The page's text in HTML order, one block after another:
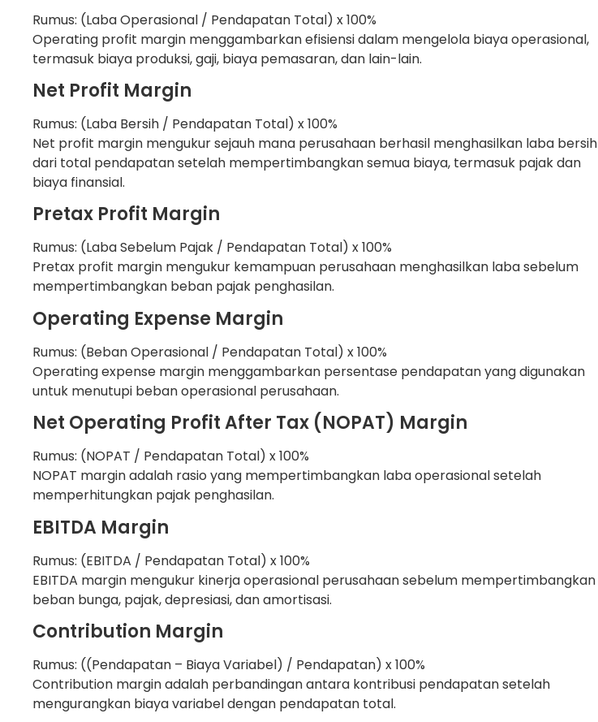
Rumus: (Laba Operasional / Pendapatan Total) x 100%
Operating profit margin menggambarkan efisiensi dalam mengelola biaya operasional,
termasuk biaya produksi, gaji, biaya pemasaran, dan lain-lain.
Net Profit Margin
Rumus: (Laba Bersih / Pendapatan Total) x 100%
Net profit margin mengukur sejauh mana perusahaan berhasil menghasilkan laba bersih
dari total pendapatan setelah mempertimbangkan semua biaya, termasuk pajak dan
biaya finansial.
Pretax Profit Margin
Rumus: (Laba Sebelum Pajak / Pendapatan Total) x 100%
Pretax profit margin mengukur kemampuan perusahaan menghasilkan laba sebelum
mempertimbangkan beban pajak penghasilan.
Operating Expense Margin
Rumus: (Beban Operasional / Pendapatan Total) x 100%
Operating expense margin menggambarkan persentase pendapatan yang digunakan
untuk menutupi beban operasional perusahaan.
Net Operating Profit After Tax (NOPAT) Margin
Rumus: (NOPAT / Pendapatan Total) x 100%
NOPAT margin adalah rasio yang mempertimbangkan laba operasional setelah
memperhitungkan pajak penghasilan.
EBITDA Margin
Rumus: (EBITDA / Pendapatan Total) x 100%
EBITDA margin mengukur kinerja operasional perusahaan sebelum mempertimbangkan
beban bunga, pajak, depresiasi, dan amortisasi.
Contribution Margin
Rumus: ((Pendapatan – Biaya Variabel) / Pendapatan) x 100%
Contribution margin adalah perbandingan antara kontribusi pendapatan setelah
mengurangkan biaya variabel dengan pendapatan total.